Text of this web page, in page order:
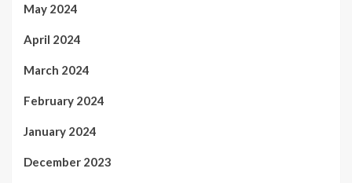
May 2024
April 2024
March 2024
February 2024
January 2024
December 2023